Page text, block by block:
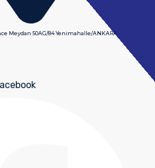
Meydan 50AG/84 Yenimahalle/ANKARA